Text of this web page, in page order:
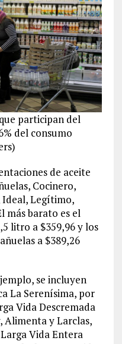
participan del
del consumo
de aceite
Cocinero,
Ideal, Legítimo,
más barato es el
litro a $359,96 y los
a $389,26
se incluyen
La Serenísima, por
Vida Descremada
Alimenta y Larclas,
Vida Entera